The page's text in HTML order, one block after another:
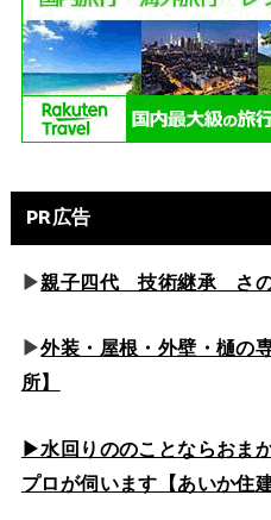
PR広告
▶親子四代 技術継承 さの
▶外装・屋根・外壁・樋の
所】
▶水回りののことならおま
プロが伺います【あいか住建